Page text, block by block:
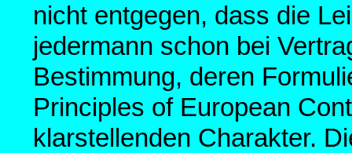
nicht entgegen, dass die
jedermann schon bei
Bestimmung, deren
Principles of European
klarstellenden Charakter.